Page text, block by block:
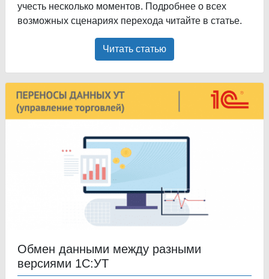
учесть несколько моментов. Подробнее о всех
возможных сценариях перехода читайте в статье.
Читать статью
Обмен данными между разными
версиями 1С:УТ